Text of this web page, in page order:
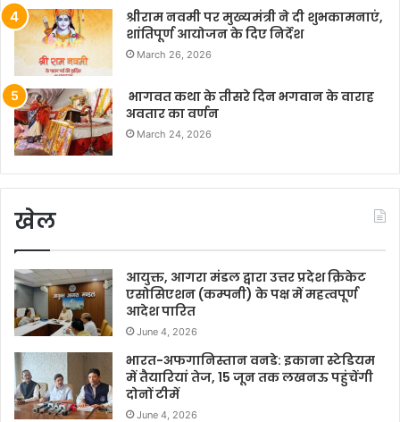
श्रीराम नवमी पर मुख्यमंत्री ने दी शुभकामनाएं,
शांतिपूर्ण आयोजन के दिए निर्देश
March 26, 2026
भागवत कथा के तीसरे दिन भगवान के वाराह
अवतार का वर्णन
March 24, 2026
खेल
आयुक्त, आगरा मंडल द्वारा उत्तर प्रदेश क्रिकेट
एसोसिएशन (कम्पनी) के पक्ष में महत्वपूर्ण
आदेश पारित
June 4, 2026
भारत-अफगानिस्तान वनडे: इकाना स्टेडियम
में तैयारियां तेज, 15 जून तक लखनऊ पहुंचेंगी
दोनों टीमें
June 4, 2026